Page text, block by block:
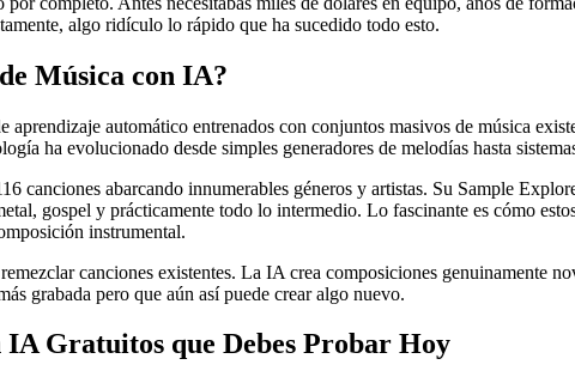
algo ridículo lo rápido que ha sucedido todo esto.
Música con IA?
aprendizaje automático entrenados con conjuntos masivos de música
ha evolucionado desde simples generadores de melodías hasta
canciones abarcando innumerables géneros y artistas. Su Sample
gospel y prácticamente todo lo intermedio. Lo fascinante es cómo
instrumental.
canciones existentes. La IA crea composiciones genuinamente
grabada pero que aún así puede crear algo nuevo.
Gratuitos que Debes Probar Hoy